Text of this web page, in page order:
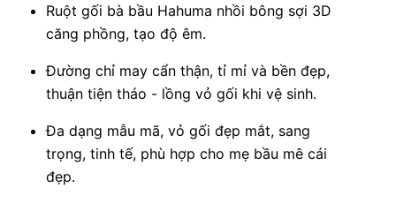
Ruột gối bà bầu Hahuma nhồi bông sợi 3D
căng phồng, tạo độ êm.
Đường chỉ may cẩn thận, tỉ mỉ và bền đẹp,
thuận tiện tháo - lồng vỏ gối khi vệ sinh.
Đa dạng mẫu mã, vỏ gối đẹp mắt, sang
trọng, tinh tế, phù hợp cho mẹ bầu mê cái
đẹp.